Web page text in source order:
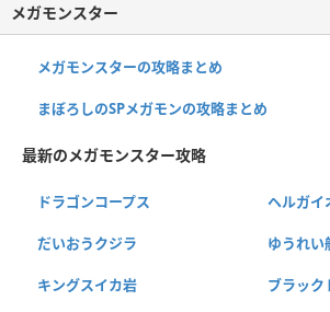
メガモンスター
メガモンスターの攻略まとめ
まぼろしのSPメガモンの攻略まとめ
最新のメガモンスター攻略
ドラゴンコープス ヘルガイ
だいおうクジラ ゆうれい
キングスイカ岩 ブラック